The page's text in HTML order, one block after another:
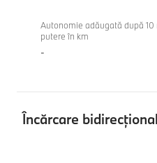
Autonomie adăugată după
putere în km
-
Încărcare